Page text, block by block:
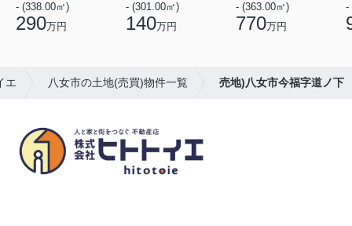
- (338.00㎡)
290万円
- (301.00㎡)
140万円
- (363.00㎡)
770万円
-
エ 八女市の土地(売買)物件一覧 売地)八女市今福字道ノ下